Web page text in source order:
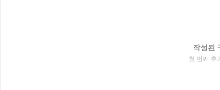
작성된
첫 번째 후